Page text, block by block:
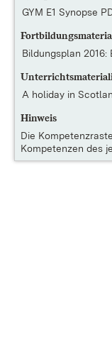
GYM E1 Synopse
Bildungsplan 2016:
A holiday in
Hinweis
Die
Kompetenzen des